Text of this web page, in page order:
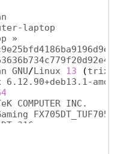
laptop
»
GNU/ Linux 13 (
6.12.90+deb13.1-
COMPUTER INC.
5y